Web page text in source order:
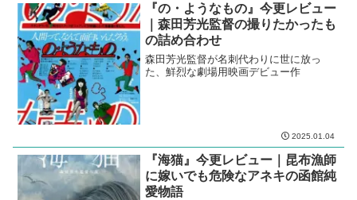
『の・ようなもの』今更レビュー
｜森田芳光監督の撮りたかったも
の詰め合わせ
森田芳光監督が名刺代わりに世に放っ
た、鮮烈な劇場用映画デビュー作
2025.01.04
『海猫』今更レビュー｜昆布漁師
に嫁いでも危険なアネキの函館純
愛物語